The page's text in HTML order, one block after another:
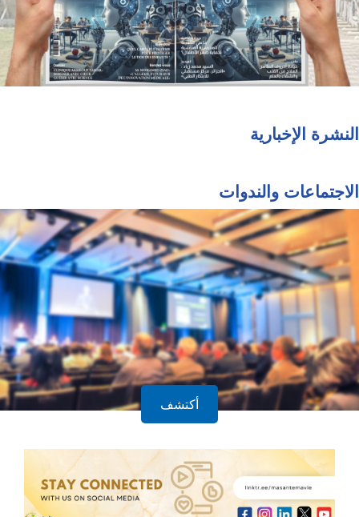
النشرة الإخبارية
الاجتماعات والندوات
أكتشف